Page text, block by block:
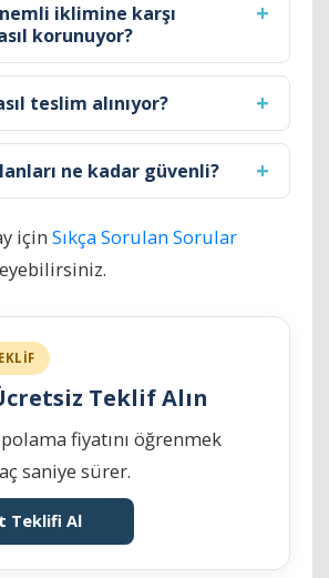
iklimine karşı
korunuyor?
teslim alınıyor?
ne kadar güvenli?
için Sıkça Sorulan Sorular
Teklif Alın
fiyatını öğrenmek
saniye sürer.
Teklifi Al